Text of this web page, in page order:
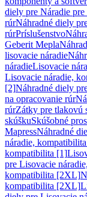
diely pre Náradie
rúrNáhradné diely
rúrPríslušenstvo
Geberit Mepla
lisovacie náradie
náradieLisovacie
Lisovacie náradie,
[2]Náhradné diely
na opracovanie rúr
rúrZátky pre tlakovú
skúškuSkúšobné
MapressNáhradné
náradie,
kompatibilita [1]
pre Lisovacie
kompatibilita [2XL]
kompatibilita [2XL]